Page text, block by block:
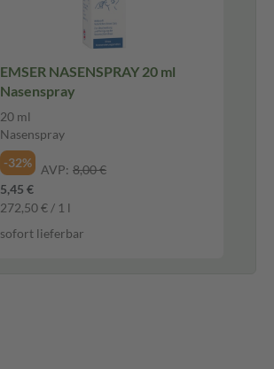
EMSER NASENSPRAY 20 ml
Nasenspray
20 ml
Nasenspray
-32%
AVP: 8,00 €
5,45 €
272,50 € / 1 l
sofort lieferbar